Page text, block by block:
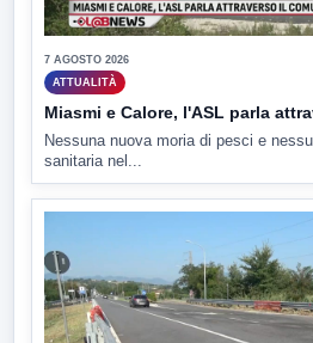
7 AGOSTO 2026
ATTUALITÀ
Miasmi e Calore, l'ASL parla
Nessuna nuova moria di pesci e
sanitaria nel...